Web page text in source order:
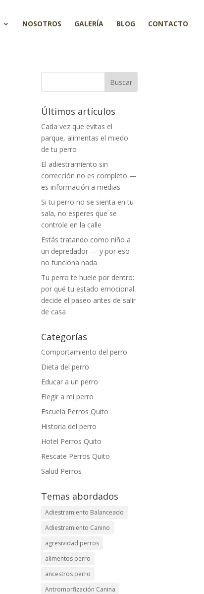
NOSOTROS GALERÍA BLOG CONTACTO
Últimos artículos
Cada vez que evitas el
parque, alimentas el miedo
de tu perro
El adiestramiento sin
corrección no es completo —
es información a medias
Si tu perro no se sienta en tu
sala, no esperes que se
controle en la calle
Estás tratando como niño a
un depredador — y por eso
no funciona nada
Tu perro te huele por dentro:
por qué tu estado emocional
decide el paseo antes de salir
de casa
Categorías
Comportamiento del perro
Dieta del perro
Educar a un perro
Elegir a mi perro
Escuela Perros Quito
Historia del perro
Hotel Perros Quito
Rescate Perros Quito
Salud Perros
Temas abordados
Adiestramiento Balanceado
Adiestramiento Canino
agresividad perros
alimentos perro
ancestros perro
Antromorfización Canina